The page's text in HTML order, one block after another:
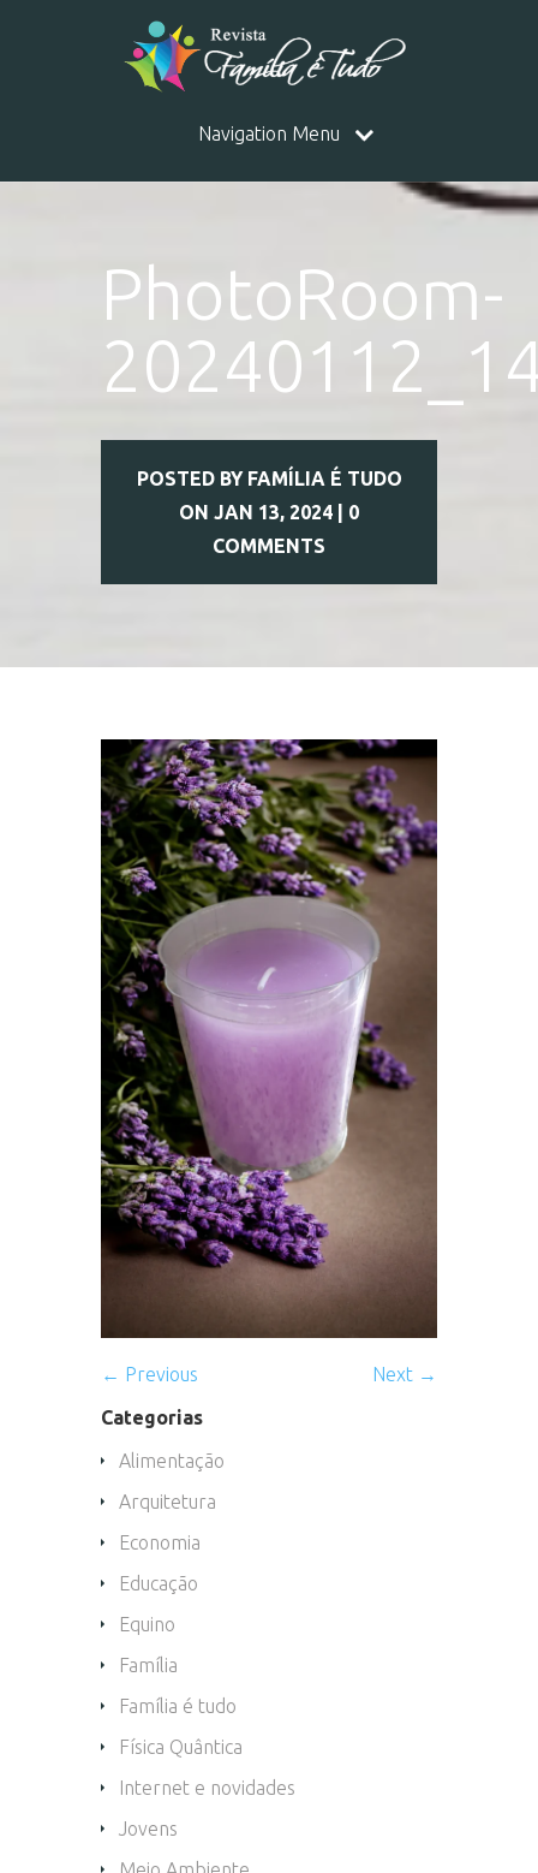
Navigation Menu
PhotoRoom-
POSTED BY FAMÍLIA É TUDO
ON JAN 13, 2024 | 0
COMMENTS
← Previous
Next →
Categorias
Alimentação
Arquitetura
Economia
Educação
Equino
Família
Família é tudo
Física Quântica
Internet e novidades
Jovens